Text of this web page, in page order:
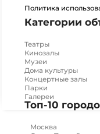
Политика
Категории
Театры
Кинозалы
Музеи
Дома культуры
Концертные залы
Парки
Галереи
Топ-10
Москва